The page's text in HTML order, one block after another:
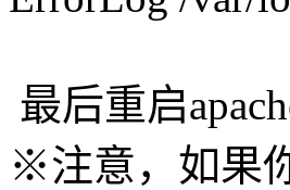
最后重启
※注意，如果